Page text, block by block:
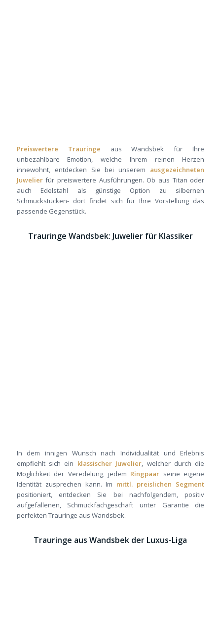
Preiswertere Trauringe aus Wandsbek für Ihre
unbezahlbare Emotion, welche Ihrem reinen Herzen
innewohnt, entdecken Sie bei unserem ausgezeichneten
Juwelierfür preiswertere Ausführungen. Ob aus Titan oder
auch Edelstahl als günstige Option zu silbernen
Schmuckstücken- dort findet sich für Ihre Vorstellung das
passende Gegenstück.
Trauringe Wandsbek: Juwelier für Klassiker
In dem innigen Wunsch nach Individualität und Erlebnis
empfiehlt sich ein klassischer Juwelier, welcher durch die
Möglichkeit der Veredelung, jedem Ringpaar seine eigene
Identität zusprechen kann. Im mittl. preislichen Segment
positioniert, entdecken Sie bei nachfolgendem, positiv
aufgefallenen, Schmuckfachgeschäft unter Garantie die
perfekten Trauringe aus Wandsbek.
Trauringe aus Wandsbek der Luxus-Liga